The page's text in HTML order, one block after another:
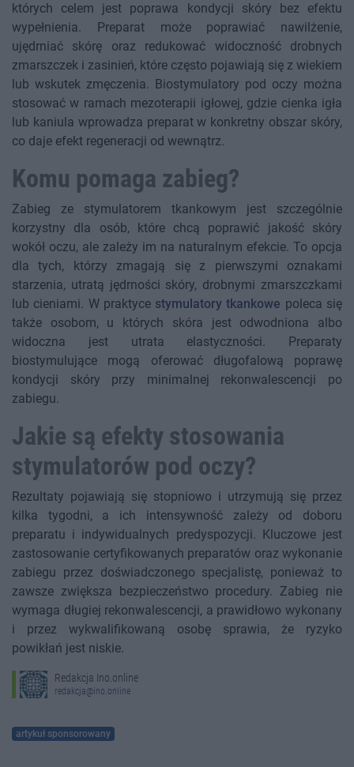
których celem jest poprawa kondycji skóry bez efektu
wypełnienia. Preparat może poprawiać nawilżenie,
ujędrniać skórę oraz redukować widoczność drobnych
zmarszczek i zasinień, które często pojawiają się z wiekiem
lub wskutek zmęczenia. Biostymulatory pod oczy można
stosować w ramach mezoterapii igłowej, gdzie cienka igła
lub kaniula wprowadza preparat w konkretny obszar skóry,
co daje efekt regeneracji od wewnątrz.
Komu pomaga zabieg?
Zabieg ze stymulatorem tkankowym jest szczególnie
korzystny dla osób, które chcą poprawić jakość skóry
wokół oczu, ale zależy im na naturalnym efekcie. To opcja
dla tych, którzy zmagają się z pierwszymi oznakami
starzenia, utratą jędrności skóry, drobnymi zmarszczkami
lub cieniami. W praktyce stymulatory tkankowe poleca się
także osobom, u których skóra jest odwodniona albo
widoczna jest utrata elastyczności. Preparaty
biostymulujące mogą oferować długofalową poprawę
kondycji skóry przy minimalnej rekonwalescencji po
zabiegu.
Jakie są efekty stosowania
stymulatorów pod oczy?
Rezultaty pojawiają się stopniowo i utrzymują się przez
kilka tygodni, a ich intensywność zależy od doboru
preparatu i indywidualnych predyspozycji. Kluczowe jest
zastosowanie certyfikowanych preparatów oraz wykonanie
zabiegu przez doświadczonego specjalistę, ponieważ to
zawsze zwiększa bezpieczeństwo procedury. Zabieg nie
wymaga długiej rekonwalescencji, a prawidłowo wykonany
i przez wykwalifikowaną osobę sprawia, że ryzyko
powikłań jest niskie.
Redakcja Ino.online
redakcja@ino.online
artykuł sponsorowany